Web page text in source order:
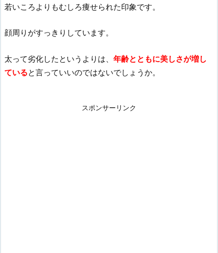
若いころよりもむしろ痩せられた印象です。
顔周りがすっきりしています。
太って劣化したというよりは、 年齢とともに美しさが増し
ていると言っていいのではないでしょうか。
スポンサーリンク